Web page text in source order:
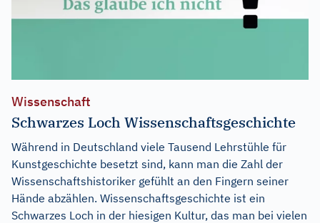
Wissenschaft
Schwarzes Loch Wissenschaftsgeschichte
Während in Deutschland viele Tausend Lehrstühle für
Kunstgeschichte besetzt sind, kann man die Zahl der
Wissenschaftshistoriker gefühlt an den Fingern seiner
Hände abzählen. Wissenschaftsgeschichte ist ein
Schwarzes Loch in der hiesigen Kultur, das man bei vielen